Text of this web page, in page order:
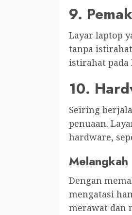
9.
Layar laptop
tanpa
istirahat pada
10.
Seiring
penuaan.
hardware,
Dengan
mengatasi
merawat dan